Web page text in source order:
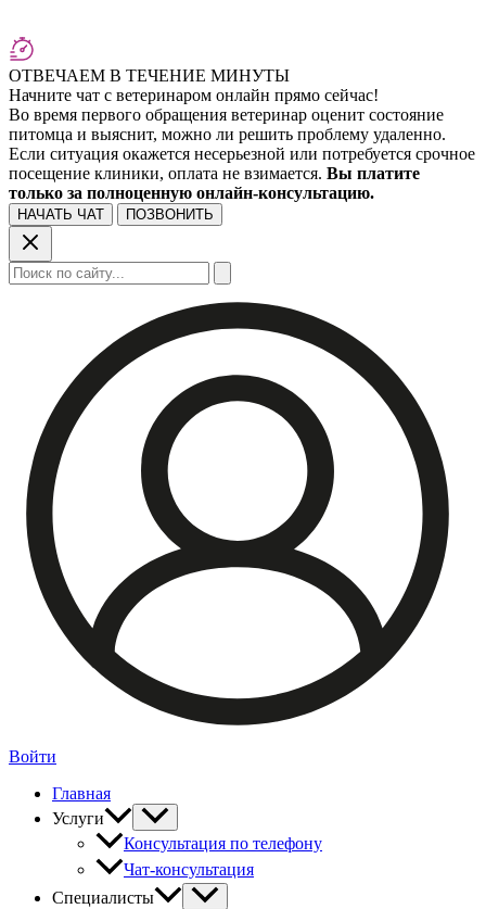
ОТВЕЧАЕМ В ТЕЧЕНИЕ МИНУТЫ
Начните чат с ветеринаром онлайн прямо сейчас!
Во время первого обращения ветеринар оценит состояние
питомца и выяснит, можно ли решить проблему удаленно.
Если ситуация окажется несерьезной или потребуется срочное
посещение клиники, оплата не взимается. Вы платите
только за полноценную онлайн-консультацию.
НАЧАТЬ ЧАТ ПОЗВОНИТЬ
Поиск:
Войти
Главная
Услуги
Консультация по телефону
Чат-консультация
Специалисты